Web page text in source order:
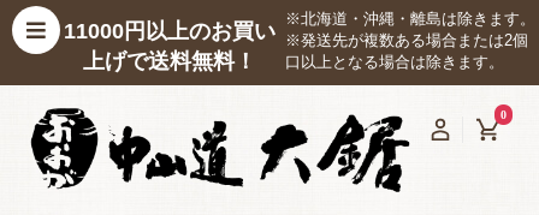
11000円以上のお買い
上げで送料無料！
※北海道・沖縄・離島は除きます。
※発送先が複数ある場合または2個
口以上となる場合は除きます。
0